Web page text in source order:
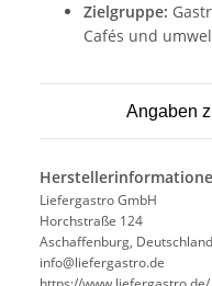
Zielgruppe:
Cafés und
Angaben
Liefergastro GmbH
Horchstraße 124
Aschaffenburg,
info@liefergastro.de